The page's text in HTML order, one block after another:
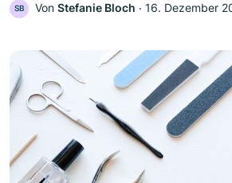
SB Von Stefanie Bloch ‧ 16. Dezember